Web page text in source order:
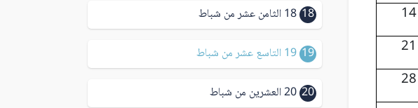
14
21
28
18 18 الثامن عشر من شباط
19 19 التاسع عشر من شباط
20 20 العشرين من شباط